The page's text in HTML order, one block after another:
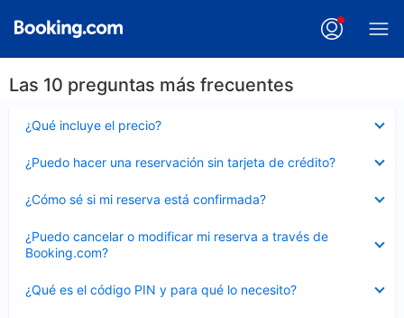
Las 10 preguntas más frecuentes
¿Qué incluye el precio?
cerrado
¿Puedo hacer una reservación sin tarjeta de crédito?
cerrado
¿Cómo sé si mi reserva está confirmada?
cerrado
¿Puedo cancelar o modificar mi reserva a través de
Booking.com?
cerrado
¿Qué es el código PIN y para qué lo necesito?
cerrado